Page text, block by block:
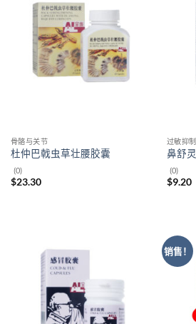
骨骼与关节
杜仲巴戟虫草壮腰胶囊
(0)
$23.30
过敏抑制
鼻舒灵
(0)
$9.20
销售！